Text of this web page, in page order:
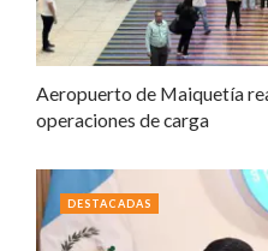
Aeropuerto de Maiquetía
operaciones de carga
DESTACADAS